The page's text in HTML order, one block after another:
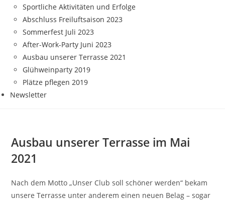
Sportliche Aktivitäten und Erfolge
Abschluss Freiluftsaison 2023
Sommerfest Juli 2023
After-Work-Party Juni 2023
Ausbau unserer Terrasse 2021
Glühweinparty 2019
Plätze pflegen 2019
Newsletter
Ausbau unserer Terrasse im Mai
2021
Nach dem Motto „Unser Club soll schöner werden“ bekam
unsere Terrasse unter anderem einen neuen Belag – sogar